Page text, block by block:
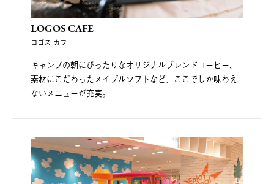
LOGOS CAFE
ロゴス カフェ
キャンプの朝にぴったりなオリジナルブレンドコーヒー、
素材にこだわったメイプルソフトなど、ここでしか味わえ
ないメニューが充実。